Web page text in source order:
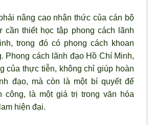
nâng cao nhận thức của cán bộ
cần thiết học tập phong cách lãnh
trong đó có phong cách khoan
Phong cách lãnh đạo Hồ Chí Minh,
của thực tiễn, không chỉ giúp hoàn
đạo, mà còn là một bí quyết để
công, là một giá trị trong văn hóa
hiện đại.